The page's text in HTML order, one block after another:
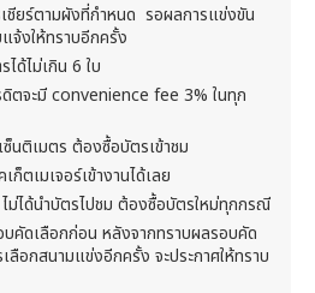
ชียร์ตามผังที่กำหนด รอผลการแข่งขัน
จ้งให้ทราบอีกครั้ง
ด้ไม่เกิน 6 ใบ
ดิตจะมี convenience fee 3% ในทุก
นติเมตร ต้องซื้อบัตรเข้าชม
ก็ตเมเจอร์เข้างานได้เลย
ม่ได้นำบัตรไปชม ต้องซื้อบัตรใหม่ทุกกรณี
คัดเลือกก่อน หลังจากทราบผลรอบคัด
อกสนามแข่งอีกครั้ง จะประกาศให้ทราบ